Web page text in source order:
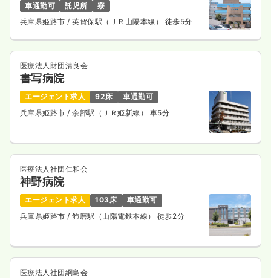
車通勤可
託児所
寮
兵庫県姫路市/ 英賀保駅（ＪＲ山陽本線） 徒歩5分
医療法人財団清良会
書写病院
エージェント求人 92床
車通勤可
兵庫県姫路市 / 余部駅（ＪＲ姫新線） 車5分
医療法人社団仁和会
神野病院
エージェント求人 103床
車通勤可
兵庫県姫路市 / 飾磨駅（山陽電鉄本線） 徒歩2分
医療法人社団綱島会